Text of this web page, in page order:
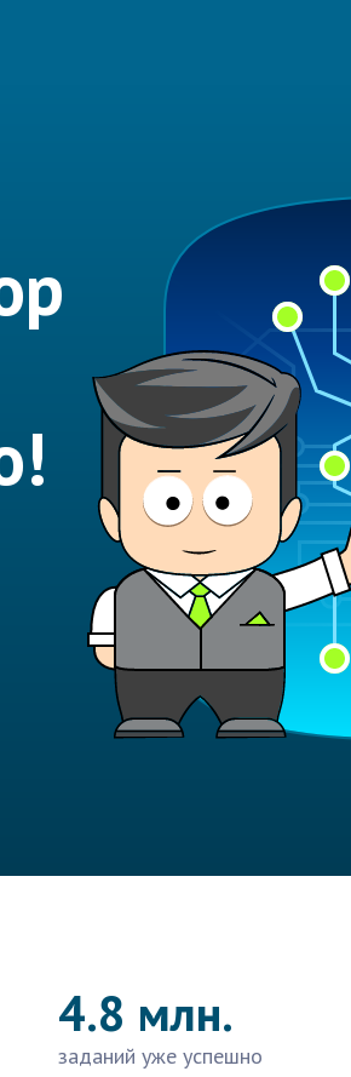
4.8 млн.
заданий уже успешно